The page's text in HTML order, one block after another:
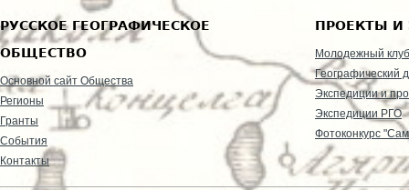
РУССКОЕ ГЕОГРАФИЧЕСКОЕ
ОБЩЕСТВО
Основной сайт Общества
Регионы
Гранты
События
Контакты
ПРОЕКТЫ И
Молодежный клуб
Географический
Экспедиции и
Экспедиции РГО
Фотоконкурс